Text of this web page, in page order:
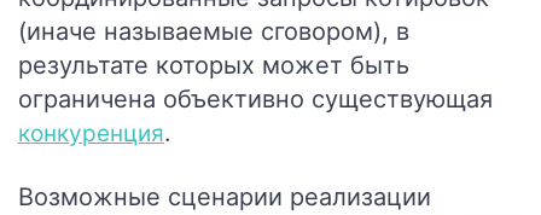
(иначе называемые сговором), в
результате которых может быть
ограничена объективно существующая
конкуренция.
Возможные сценарии реализации